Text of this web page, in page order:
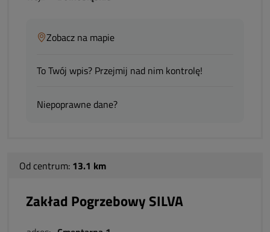
Zobacz na mapie
To Twój wpis? Przejmij nad nim kontrolę!
Niepoprawne dane?
Od centrum: 13.1 km
Zakład Pogrzebowy SILVA